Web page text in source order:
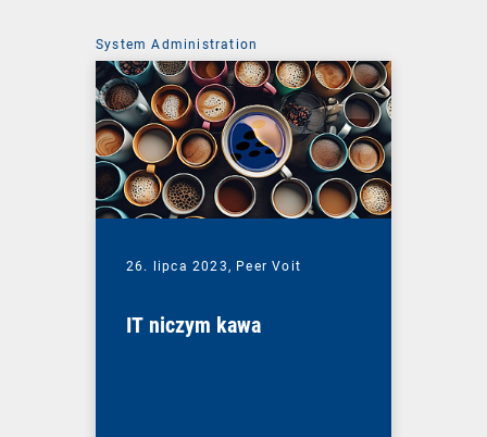
System Administration
26. lipca 2023, Peer Voit
IT niczym kawa